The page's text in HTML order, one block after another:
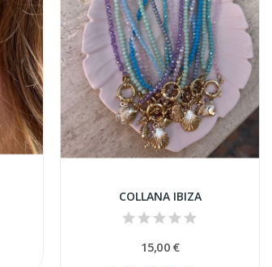
COLLANA IBIZA
15,00 €